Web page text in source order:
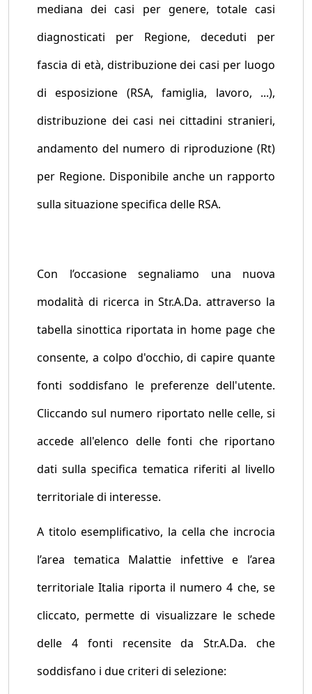
mediana dei casi per genere, totale casi
diagnosticati per Regione, deceduti per
fascia di età, distribuzione dei casi per luogo
di esposizione (RSA, famiglia, lavoro, ...),
distribuzione dei casi nei cittadini stranieri,
andamento del numero di riproduzione (Rt)
per Regione. Disponibile anche un rapporto
sulla situazione specifica delle RSA.
Con l’occasione segnaliamo una nuova
modalità di ricerca in Str.A.Da. attraverso la
tabella sinottica riportata in home page che
consente, a colpo d'occhio, di capire quante
fonti soddisfano le preferenze dell'utente.
Cliccando sul numero riportato nelle celle, si
accede all'elenco delle fonti che riportano
dati sulla specifica tematica riferiti al livello
territoriale di interesse.
A titolo esemplificativo, la cella che incrocia
l’area tematica Malattie infettive e l’area
territoriale Italia riporta il numero 4 che, se
cliccato, permette di visualizzare le schede
delle 4 fonti recensite da Str.A.Da. che
soddisfano i due criteri di selezione: